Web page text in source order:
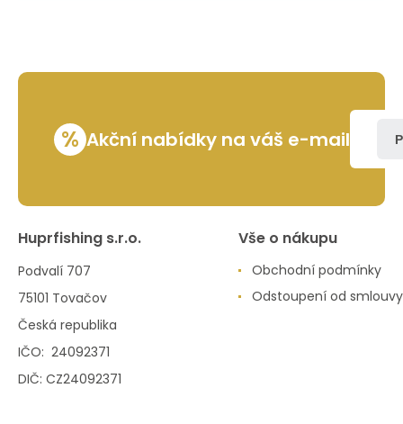
% Akční nabídky na váš e-mail
Huprfishing s.r.o.
Podvalí 707
75101 Tovačov
Česká republika
IČO: 24092371
DIČ: CZ24092371
Vše o nákupu
Obchodní podmínky
Odstoupení od smlouvy